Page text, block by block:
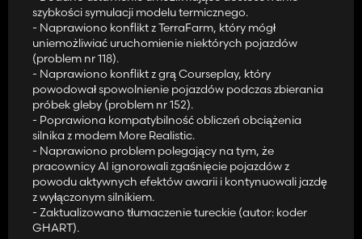
może przerodzić się w poważniejsze problemy, jeśli zostanie
zignorowana.
🏠 Przerobiona logika warsztatu
Menu warsztatu obejmuje teraz przeglądy, naprawy, konserwację
i remonty. Każda procedura zajmuje realny czas w grze, więc
planowanie naprawy staje się częścią normalnego zarządzania
pojazdem.
🌡️ Realistyczna symulacja termiczna
Silniki wymagają odpowiedniego rozgrzania i mogą się przegrzać
pod dużym obciążeniem, szczególnie podczas upałów lub gdy
przepływ powietrza chłodzącego jest ograniczony. Ignorowanie
temperatury może mieć poważne konsekwencje.
szybkości symulacji modelu termicznego.
- Naprawiono konflikt z TerraFarm, który mógł
uniemożliwiać uruchomienie niektórych pojazdów
(problem nr 118).
- Naprawiono konflikt z grą Courseplay, który
powodował spowolnienie pojazdów podczas zbierania
próbek gleby (problem nr 152).
- Poprawiona kompatybilność obliczeń obciążenia
silnika z modem More Realistic.
- Naprawiono problem polegający na tym, że
pracownicy AI ignorowali zgaśnięcie pojazdów z
powodu aktywnych efektów awarii i kontynuowali jazdę
z wyłączonym silnikiem.
- Zaktualizowano tłumaczenie tureckie (autor: koder
GHART).